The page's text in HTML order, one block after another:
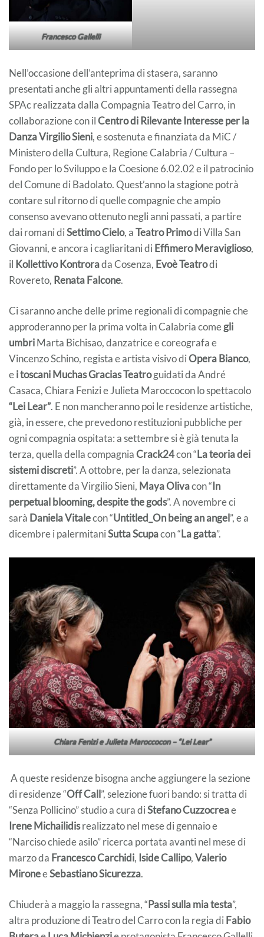
Francesco Gallelli
Nell’occasione dell’anteprima di stasera, saranno
presentati anche gli altri appuntamenti della rassegna
SPAc realizzata dalla Compagnia Teatro del Carro, in
collaborazione con ilCentro di Rilevante Interesse per la
Danza Virgilio Sieni, e sostenuta e finanziata da MiC /
Ministero della Cultura, Regione Calabria / Cultura –
Fondo per lo Sviluppo e la Coesione 6.02.02 e il patrocinio
del Comune di Badolato. Quest’anno la stagione potrà
contare sul ritorno di quelle compagnie che ampio
consenso avevano ottenuto negli anni passati, a partire
dai romani diSettimo Cielo, aTeatro Primodi Villa San
Giovanni, e ancora i cagliaritani di Effimero Meraviglioso,
il Kollettivo Kontrorada Cosenza, Evoè Teatrodi
Rovereto, Renata Falcone.
Ci saranno anche delle prime regionali di compagnie che
approderanno per la prima volta in Calabria comegli
umbriMarta Bichisao, danzatrice e coreografa e
Vincenzo Schino, regista e artista visivo diOpera Bianco,
ei toscani Muchas Gracias Teatroguidati da André
Casaca, Chiara Fenizi e Julieta Maroccocon lo spettacolo
“Lei Lear”. E non mancheranno poi le residenze artistiche,
già, in essere, che prevedono restituzioni pubbliche per
ogni compagnia ospitata: a settembre si è già tenuta la
terza, quella della compagniaCrack24con “La teoria dei
sistemi discreti”. A ottobre, per la danza, selezionata
direttamente da Virgilio Sieni, Maya Olivacon “In
perpetual blooming, despite the gods”. A novembre ci
sarà Daniela Vitalecon “Untitled_On being an angel”, e a
dicembre i palermitaniSutta Scupacon “La gatta”.
Chiara Fenizi e Julieta Maroccocon – “Lei Lear”
A queste residenze bisogna anche aggiungere la sezione
di residenze “Off Call”, selezione fuori bando: si tratta di
“Senza Pollicino” studio a cura diStefano Cuzzocreae
Irene Michailidisrealizzato nel mese di gennaio e
“Narciso chiede asilo” ricerca portata avanti nel mese di
marzo da Francesco Carchidi, Iside Callipo,Valerio
MironeeSebastiano Sicurezza.
Chiuderà a maggio la rassegna, “Passi sulla mia testa”,
altra produzione di Teatro del Carro con la regia di Fabio